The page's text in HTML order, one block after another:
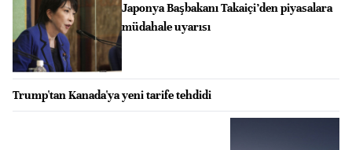
Japonya Başbakanı Takaiçi’den piyasalara
müdahale uyarısı
Trump'tan Kanada'ya yeni tarife tehdidi